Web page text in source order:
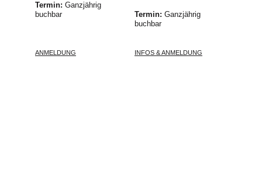
Termin: Ganzjährig
buchbar
INFOS & ANMELDUNG
Termin: Ganzjährig
buchbar
ANMELDUNG